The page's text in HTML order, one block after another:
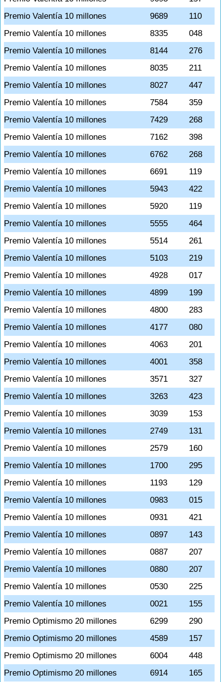
Premio Valentía 10 millones
9689
110
Premio Valentía 10 millones
8335
048
Premio Valentía 10 millones
8144
276
Premio Valentía 10 millones
8035
211
Premio Valentía 10 millones
8027
447
Premio Valentía 10 millones
7584
359
Premio Valentía 10 millones
7429
268
Premio Valentía 10 millones
7162
398
Premio Valentía 10 millones
6762
268
Premio Valentía 10 millones
6691
119
Premio Valentía 10 millones
5943
422
Premio Valentía 10 millones
5920
119
Premio Valentía 10 millones
5555
464
Premio Valentía 10 millones
5514
261
Premio Valentía 10 millones
5103
219
Premio Valentía 10 millones
4928
017
Premio Valentía 10 millones
4899
199
Premio Valentía 10 millones
4800
283
Premio Valentía 10 millones
4177
080
Premio Valentía 10 millones
4063
201
Premio Valentía 10 millones
4001
358
Premio Valentía 10 millones
3571
327
Premio Valentía 10 millones
3263
423
Premio Valentía 10 millones
3039
153
Premio Valentía 10 millones
2749
131
Premio Valentía 10 millones
2579
160
Premio Valentía 10 millones
1700
295
Premio Valentía 10 millones
1193
129
Premio Valentía 10 millones
0983
015
Premio Valentía 10 millones
0931
421
Premio Valentía 10 millones
0897
143
Premio Valentía 10 millones
0887
207
Premio Valentía 10 millones
0880
207
Premio Valentía 10 millones
0530
225
Premio Valentía 10 millones
0021
155
Premio Optimismo 20 millones
6299
290
Premio Optimismo 20 millones
4589
157
Premio Optimismo 20 millones
6004
448
Premio Optimismo 20 millones
6914
165